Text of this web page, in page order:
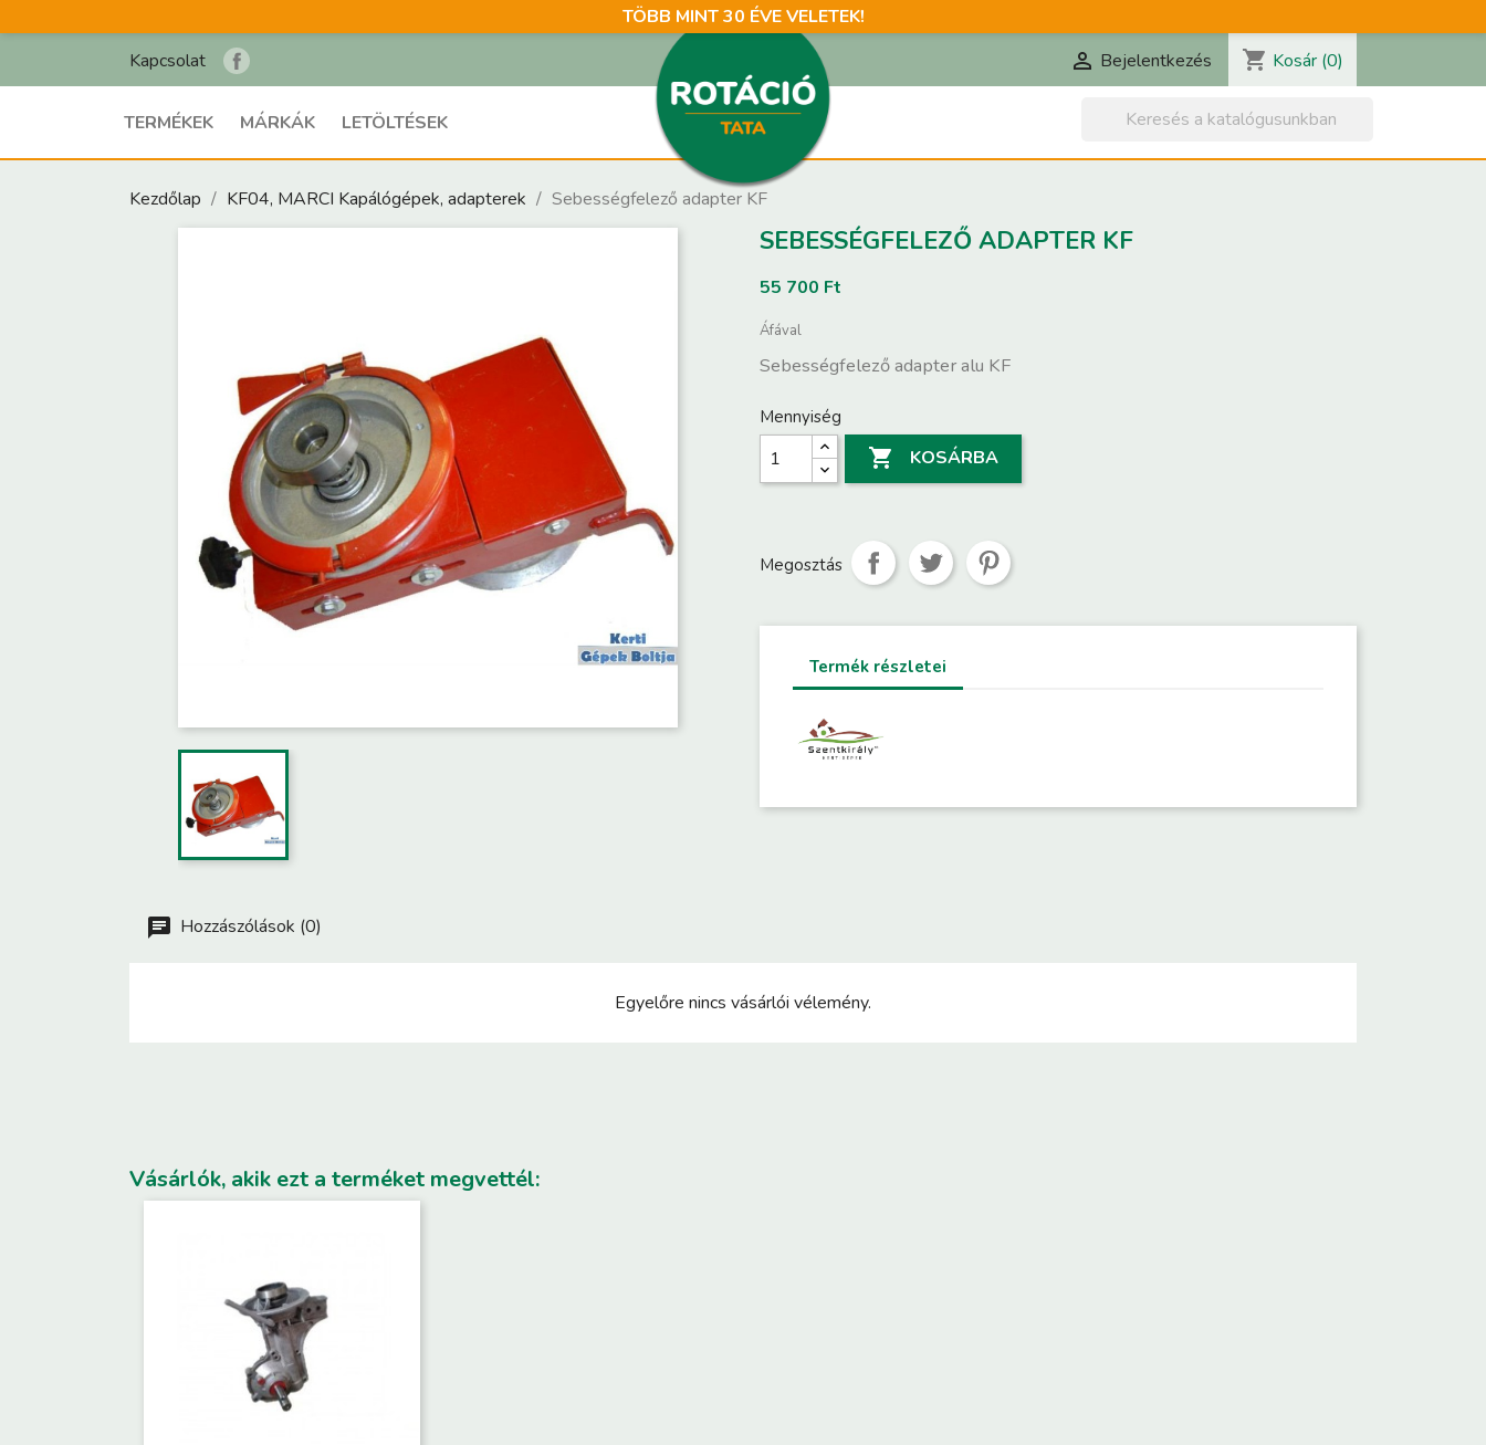
TÖBB MINT 30 ÉVE VELETEK!
Kapcsolat
 Bejelentkezés shopping_cart Kosár (0)
TERMÉKEK MÁRKÁK LETÖLTÉSEK

Kezdőlap KF04, MARCI Kapálógépek, adapterek Sebességfelező adapter KF
SEBESSÉGFELEZŐ ADAPTER KF
55 700 Ft
Áfával
Sebességfelező adapter alu KF
Mennyiség
 KOSÁRBA
Megosztás
Termék részletei
Hozzászólások (0)
Egyelőre nincs vásárlói vélemény.
Vásárlók, akik ezt a terméket megvettél: